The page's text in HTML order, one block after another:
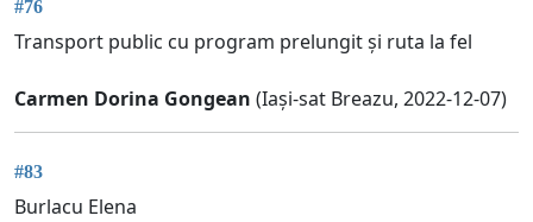
#76
Transport public cu program prelungit și ruta la fel
Carmen Dorina Gongean (Iași-sat Breazu, 2022-12-07)
#83
Burlacu Elena